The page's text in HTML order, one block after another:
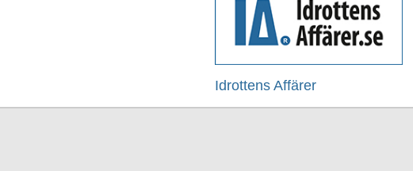
Idrottens Affärer